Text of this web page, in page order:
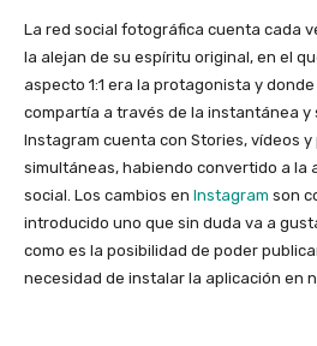
La red social fotográfica cuenta cada
la alejan de su espíritu original, en el
aspecto 1:1 era la protagonista y
compartía a través de la instantánea y
Instagram cuenta con Stories, vídeos
simultáneas, habiendo convertido a la
social. Los cambios en Instagram son
introducido uno que sin duda va a
como es la posibilidad de poder
necesidad de instalar la aplicación en